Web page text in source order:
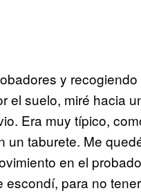
y
el suelo, miré hacia
Era muy típico,
taburete. Me
en el
para no